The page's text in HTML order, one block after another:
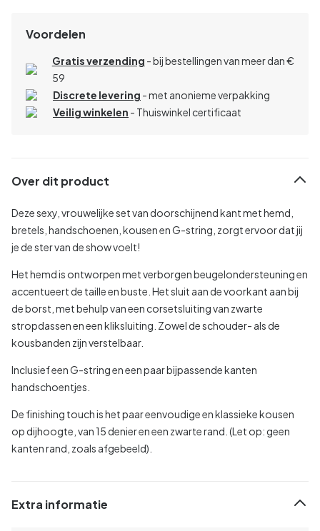
Voordelen
Gratis verzending - bij bestellingen van meer dan €
59
Discrete levering - met anonieme verpakking
Veilig winkelen - Thuiswinkel certificaat
Over dit product
Deze sexy, vrouwelijke set van doorschijnend kant met hemd,
bretels, handschoenen, kousen en G-string, zorgt ervoor dat jij
je de ster van de show voelt!
Het hemd is ontworpen met verborgen beugelondersteuning en
accentueert de taille en buste. Het sluit aan de voorkant aan bij
de borst, met behulp van een corsetsluiting van zwarte
stropdassen en een kliksluiting. Zowel de schouder- als de
kousbanden zijn verstelbaar.
Inclusief een G-string en een paar bijpassende kanten
handschoentjes.
De finishing touch is het paar eenvoudige en klassieke kousen
op dijhoogte, van 15 denier en een zwarte rand. (Let op: geen
kanten rand, zoals afgebeeld).
Extra informatie